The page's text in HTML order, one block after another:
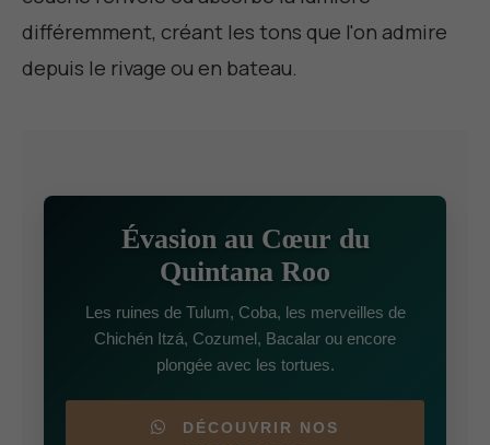
différemment, créant les tons que l'on admire
depuis le rivage ou en bateau.
Évasion au Cœur du
Quintana Roo
Les ruines de Tulum, Coba, les merveilles de
Chichén Itzá, Cozumel, Bacalar ou encore
plongée avec les tortues.
DÉCOUVRIR NOS